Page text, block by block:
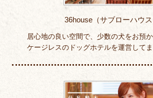
36house（サブローハウス
居心地の良い空間で、少数の犬をお預
ケージレスのドッグホテルを運営してま